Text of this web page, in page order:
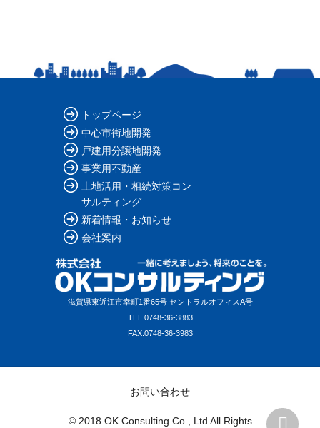
トップページ
中心市街地開発
戸建用分譲地開発
事業用不動産
土地活用・相続対策コン
サルティング
新着情報・お知らせ
会社案内
滋賀県東近江市幸町1番65号 セントラルオフィスA号
TEL. 0748-36-3883
FAX. 0748-36-3983
お問い合わせ
© 2018 OK Consulting Co., Ltd All Rights